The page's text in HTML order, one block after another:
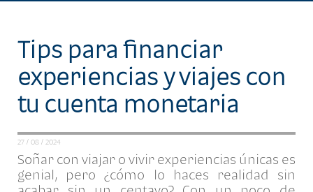
Tips para financiar
experiencias y viajes con
tu cuenta monetaria
27 / 08 / 2024
Soñar con viajar o vivir experiencias únicas es
genial, pero ¿cómo lo haces realidad sin